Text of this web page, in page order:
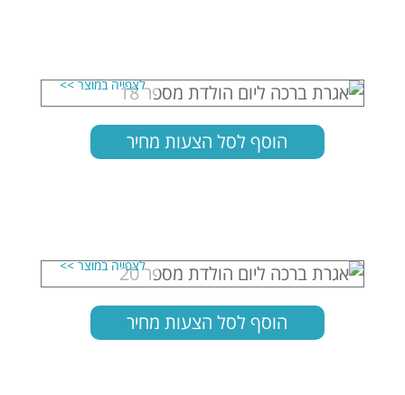
הוסף לסל הצעות מחיר
הוסף לסל הצעות מחיר